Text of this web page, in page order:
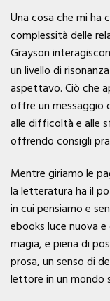
Una cosa che mi ha
complessità delle
Grayson
un livello di
aspettavo. Ciò che
offre un messaggio
alle difficoltà e alle
offrendo consigli
Mentre giriamo le
la letteratura ha il
in cui pensiamo e
ebooks luce nuova
magia, e piena di
prosa, un senso di
lettore in un mondo